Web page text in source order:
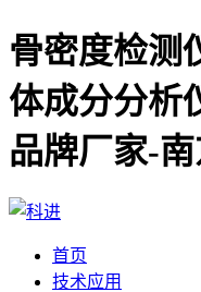
骨密度检测
体成分分析
品牌厂家-
首页
技术应用